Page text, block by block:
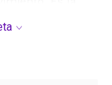
accesorio de